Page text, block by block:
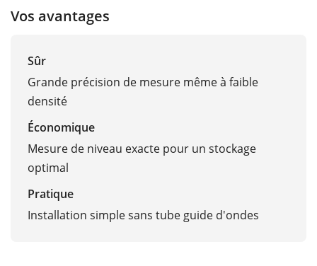
Vos avantages
Sûr
Grande précision de mesure même à faible
densité
Économique
Mesure de niveau exacte pour un stockage
optimal
Pratique
Installation simple sans tube guide d'ondes